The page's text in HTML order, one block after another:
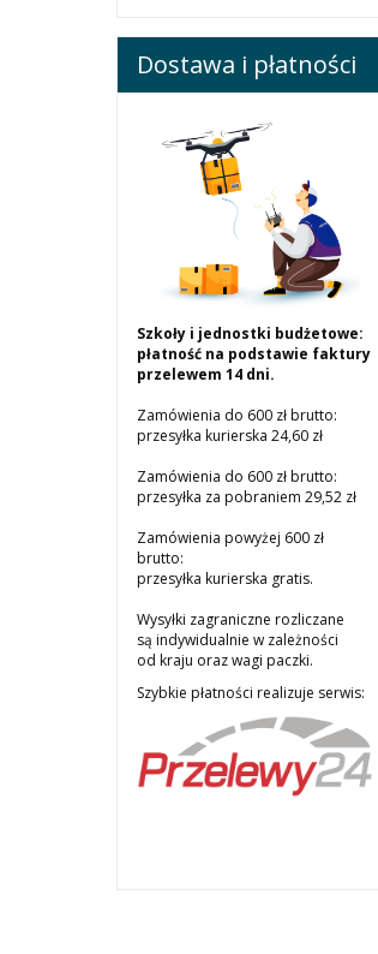
Dostawa i płatności
Szkoły i jednostki budżetowe:
płatność na podstawie faktury
przelewem 14 dni.
Zamówienia do 600 zł brutto:
przesyłka kurierska 24,60 zł
Zamówienia do 600 zł brutto:
przesyłka za pobraniem 29,52 zł
Zamówienia powyżej 600 zł
brutto:
przesyłka kurierska gratis.
Wysyłki zagraniczne rozliczane
są indywidualnie w zależności
od kraju oraz wagi paczki.
Szybkie płatności realizuje serwis: